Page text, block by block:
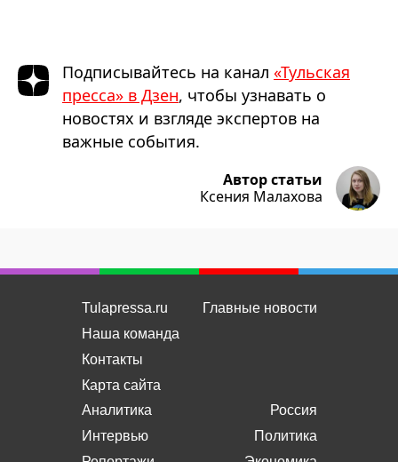
Подписывайтесь на канал «Тульская
пресса» в Дзен, чтобы узнавать о
новостях и взгляде экспертов на
важные события.
Автор статьи
Ксения Малахова
Tulapressa.ru
Наша команда
Контакты
Карта сайта
Главные новости
Аналитика
Интервью
Россия
Политика